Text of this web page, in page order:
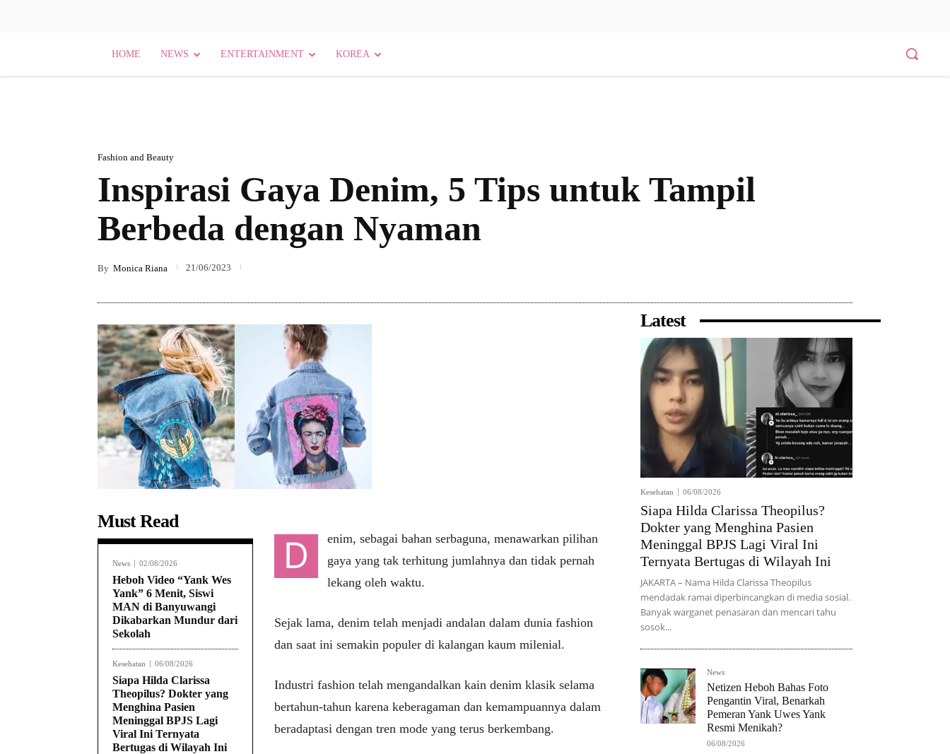
HOME NEWS ENTERTAINMENT KOREA
Fashion and Beauty
Inspirasi Gaya Denim, 5 Tips untuk Tampil
Berbeda dengan Nyaman
By Monica Riana 21/06/2023
Must Read
News 02/08/2026
Heboh Video “Yank Wes
Yank” 6 Menit, Siswi
MAN di Banyuwangi
Dikabarkan Mundur dari
Sekolah
Kesehatan 06/08/2026
Siapa Hilda Clarissa
Theopilus? Dokter yang
Menghina Pasien
Meninggal BPJS Lagi
Viral Ini Ternyata
Bertugas di Wilayah Ini
D
enim, sebagai bahan serbaguna, menawarkan pilihan
gaya yang tak terhitung jumlahnya dan tidak pernah
lekang oleh waktu.
Sejak lama, denim telah menjadi andalan dalam dunia fashion
dan saat ini semakin populer di kalangan kaum milenial.
Industri fashion telah mengandalkan kain denim klasik selama
bertahun-tahun karena keberagaman dan kemampuannya dalam
beradaptasi dengan tren mode yang terus berkembang.
Latest
Kesehatan 06/08/2026
Siapa Hilda Clarissa Theopilus?
Dokter yang Menghina Pasien
Meninggal BPJS Lagi Viral Ini
Ternyata Bertugas di Wilayah Ini
JAKARTA – Nama Hilda Clarissa Theopilus
mendadak ramai diperbincangkan di media sosial.
Banyak warganet penasaran dan mencari tahu
sosok...
News
Netizen Heboh Bahas Foto
Pengantin Viral, Benarkah
Pemeran Yank Uwes Yank
Resmi Menikah?
06/08/2026